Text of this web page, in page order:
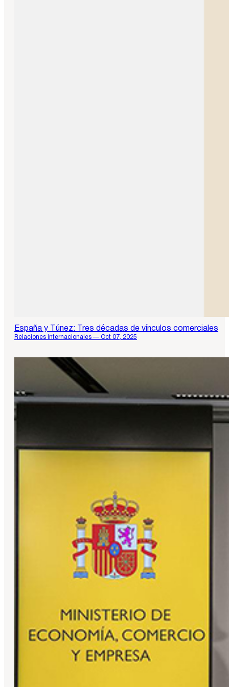
España y Túnez: Tres décadas de vínculos comerciales
Relaciones Internacionales — Oct 07, 2025